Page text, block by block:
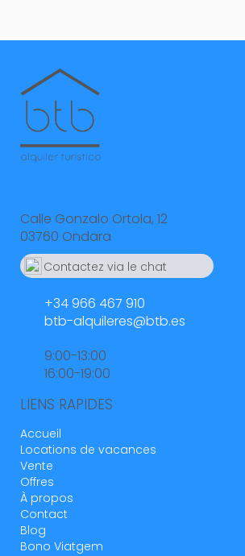
Calle Gonzalo Ortola, 12
03760 Ondara
Contactez via le chat
Whatsapp
+34 966 467 910
btb-alquileres@btb.es
9:00-13:00
16:00-19:00
LIENS RAPIDES
Accueil
Locations de vacances
Vente
Offres
À propos
Contact
Blog
Bono Viatgem